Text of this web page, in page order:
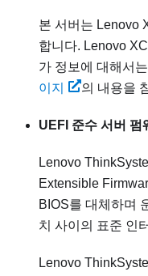
본 서버는 Lenovo
합니다. Lenovo
가 정보에 대해서는
이지
의 내용을
UEFI 준수 서버 펌
Lenovo
Extensible
BIOS를 대체하며
치 사이의 표준 인
Lenovo